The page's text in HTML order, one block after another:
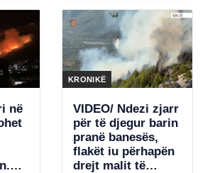
Pamjet e momentit
kur dërgohet në
komisariat
(VIDEO)
në
KRONIKË
VIDEO/ Ndezi zjarr
për të djegur barin
pranë banesës,
flakët iu përhapën
drejt malit të